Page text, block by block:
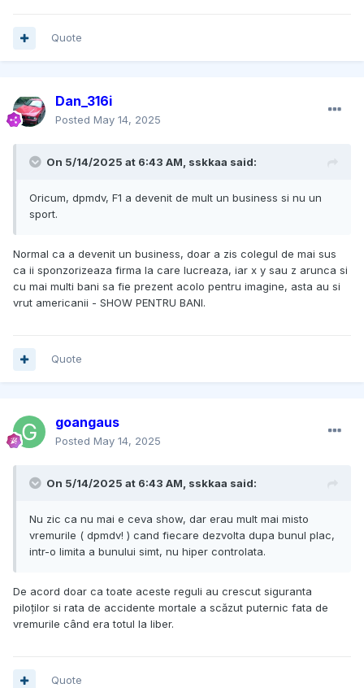
Quote
Dan_316i
Posted May 14, 2025
On 5/14/2025 at 6:43 AM, sskkaa said:
Oricum, dpmdv, F1 a devenit de mult un business si nu un
sport.
Normal ca a devenit un business, doar a zis colegul de mai sus
ca ii sponzorizeaza firma la care lucreaza, iar x y sau z arunca si
cu mai multi bani sa fie prezent acolo pentru imagine, asta au si
vrut americanii - SHOW PENTRU BANI.
Quote
goangaus
Posted May 14, 2025
On 5/14/2025 at 6:43 AM, sskkaa said:
Nu zic ca nu mai e ceva show, dar erau mult mai misto
vremurile ( dpmdv! ) cand fiecare dezvolta dupa bunul plac,
intr-o limita a bunului simt, nu hiper controlata.
De acord doar ca toate aceste reguli au crescut siguranta
piloților si rata de accidente mortale a scăzut puternic fata de
vremurile când era totul la liber.
Quote